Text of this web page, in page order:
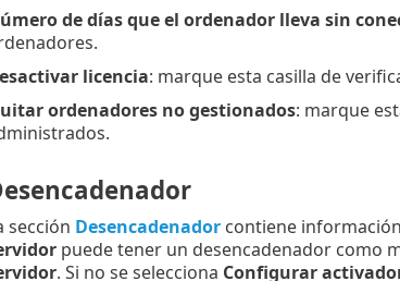
de días que el ordenador lleva sin
licencia: marque esta casilla de
ordenadores no gestionados: marque
sección Desencadenadorcontiene
puede tener un desencadenador como
. Si no se selecciona Configurar